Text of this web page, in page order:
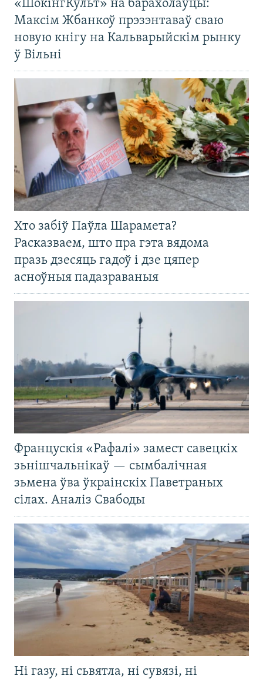
«ШокінгКульт» на барахолаўцы:
Максім Жбанкоў прэзэнтаваў сваю
новую кнігу на Кальварыйскім рынку
ў Вільні
Хто забіў Паўла Шарамета?
Расказваем, што пра гэта вядома
празь дзесяць гадоў і дзе цяпер
асноўныя падазраваныя
Францускія «Рафалі» замест савецкіх
зьнішчальнікаў — сымбалічная
зьмена ўва ўкраінскіх Паветраных
сілах. Аналіз Свабоды
Ні газу, ні сьвятла, ні сувязі, ні